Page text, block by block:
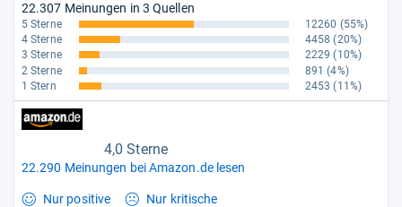
22.307 Meinungen in 3 Quellen
5 Sterne 12260 (55%)
4 Sterne
4458 (20%)
3 Sterne
2229 (10%)
2 Sterne
891 (4%)
1 Stern
2453 (11%)
4,0 Sterne
22.290 Meinungen bei Amazon.de lesen
Nur positive Nur kritische